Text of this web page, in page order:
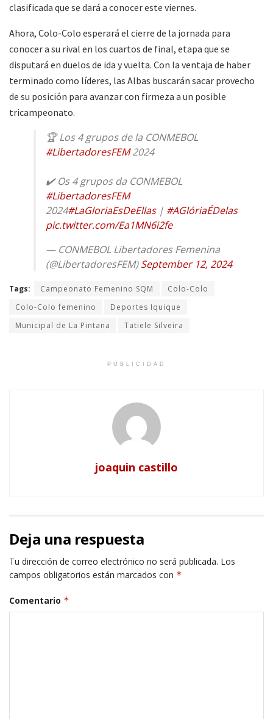
clasificada que se dará a conocer este viernes.
Ahora, Colo-Colo esperará el cierre de la jornada para
conocer a su rival en los cuartos de final, etapa que se
disputará en duelos de ida y vuelta. Con la ventaja de haber
terminado como líderes, las Albas buscarán sacar provecho
de su posición para avanzar con firmeza a un posible
tricampeonato.
🏆 Los 4 grupos de la CONMEBOL
#LibertadoresFEM2024
✔️ Os 4 grupos da CONMEBOL
#LibertadoresFEM
2024#LaGloriaEsDeEllas| #AGlóriaÉDelas
pic.twitter.com/Ea1MN6i2fe
— CONMEBOL Libertadores Femenina
(@LibertadoresFEM)September 12, 2024
Tags: Campeonato Femenino SQM
Colo-Colo
Colo-Colo femenino
Deportes Iquique
Municipal de La Pintana
Tatiele Silveira
PUBLICIDAD
joaquin castillo
Deja una respuesta
Tu dirección de correo electrónico no será publicada. Los
campos obligatorios están marcados con *
Comentario *